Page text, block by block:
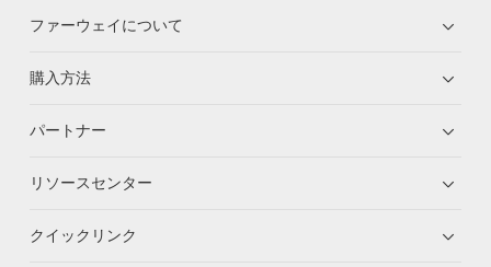
ファーウェイについて
購入方法
パートナー
リソースセンター
クイックリンク